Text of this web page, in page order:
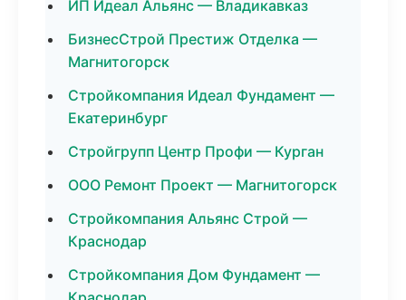
ИП Идеал Альянс — Владикавказ
БизнесСтрой Престиж Отделка —
Магнитогорск
Стройкомпания Идеал Фундамент —
Екатеринбург
Стройгрупп Центр Профи — Курган
ООО Ремонт Проект — Магнитогорск
Стройкомпания Альянс Строй —
Краснодар
Стройкомпания Дом Фундамент —